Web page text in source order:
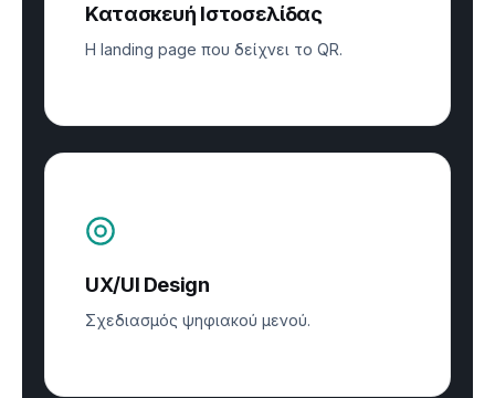
Κατασκευή Ιστοσελίδας
Η landing page που δείχνει το QR.
UX/UI Design
Σχεδιασμός ψηφιακού μενού.